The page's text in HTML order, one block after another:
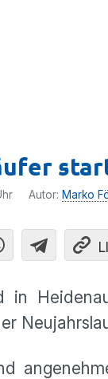
Autor: Marko
in